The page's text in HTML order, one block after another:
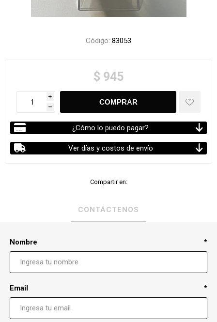
Código: 83053
$ 945
i
h
¿Cómo lo puedo pagar?
Ver días y costos de envío
Compartir en:
CONTÁCTENOS
Nombre *
Email *